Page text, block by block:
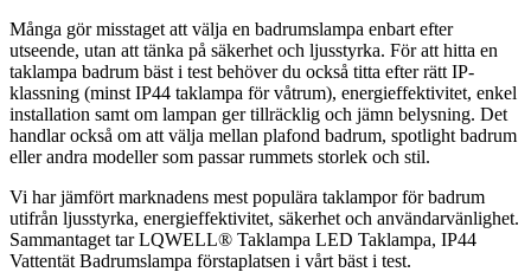
Många gör misstaget att välja en badrumslampa enbart efter
utseende, utan att tänka på säkerhet och ljusstyrka. För att hitta en
taklampa badrum bäst i test behöver du också titta efter rätt IP-
klassning (minst IP44 taklampa för våtrum), energieffektivitet, enkel
installation samt om lampan ger tillräcklig och jämn belysning. Det
handlar också om att välja mellan plafond badrum, spotlight badrum
eller andra modeller som passar rummets storlek och stil.
Vi har jämfört marknadens mest populära taklampor för badrum
utifrån ljusstyrka, energieffektivitet, säkerhet och användarvänlighet.
Sammantaget tar LQWELL® Taklampa LED Taklampa, IP44
Vattentät Badrumslampa förstaplatsen i vårt bäst i test.